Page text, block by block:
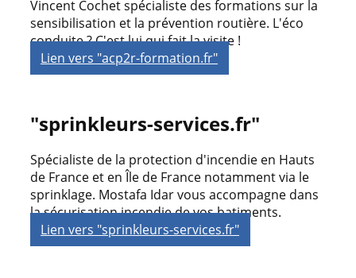
Vincent Cochet spécialiste des formations sur la
sensibilisation et la prévention routière. L'éco
conduite ? C'est lui qui fait la visite !
Lien vers "acp2r-formation.fr"
"sprinkleurs-services.fr"
Spécialiste de la protection d'incendie en Hauts
de France et en Île de France notamment via le
sprinklage. Mostafa Idar vous accompagne dans
la sécurisation incendie de vos batiments.
Lien vers "sprinkleurs-services.fr"